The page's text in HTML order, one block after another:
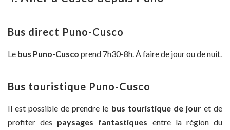
Bus direct Puno-Cusco
Le bus Puno-Cusco prend 7h30-8h. À faire de jour ou de nuit.
Bus touristique Puno-Cusco
Il est possible de prendre le bus touristique de jouret de
profiter des paysages fantastiques entre la région du